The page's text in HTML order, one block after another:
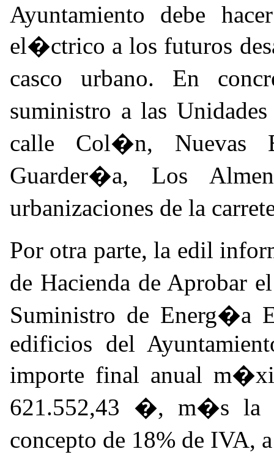
Ayuntamiento debe
el�ctrico a los futuros
casco urbano. En
suministro a las
calle Col�n, Nuevas
Guarder�a, Los
urbanizaciones de la
Por otra parte, la edil
de Hacienda de Aprobar
Suministro de Energ�a
edificios del
importe final anual
621.552,43 �, m�s la
concepto de 18% de IVA,